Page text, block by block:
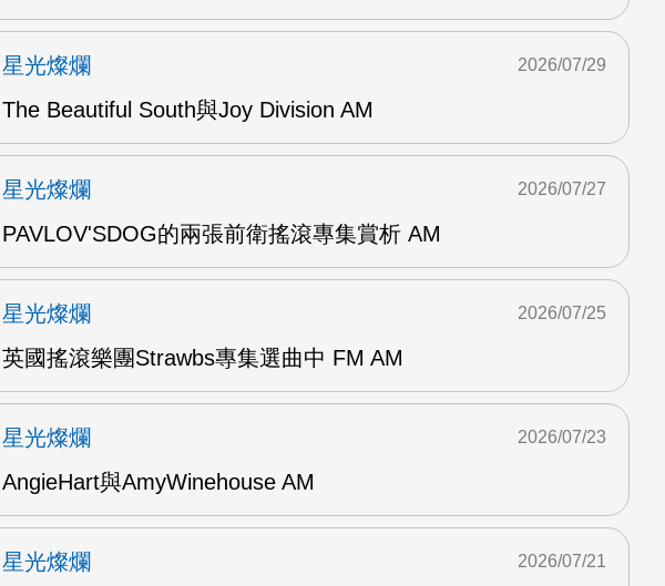
星光燦爛
The Beautiful South與Joy Division AM
2026/07/29
星光燦爛
PAVLOV'SDOG的兩張前衛搖滾專集賞析 AM
2026/07/27
星光燦爛
英國搖滾樂團Strawbs專集選曲中 FM AM
2026/07/25
星光燦爛
AngieHart與AmyWinehouse AM
2026/07/23
星光燦爛
2026/07/21